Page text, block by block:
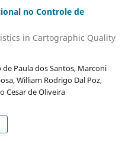
no Controle de
in Cartographic Quality
Paula dos Santos, Marconi
William Rodrigo Dal Poz,
Cesar de Oliveira